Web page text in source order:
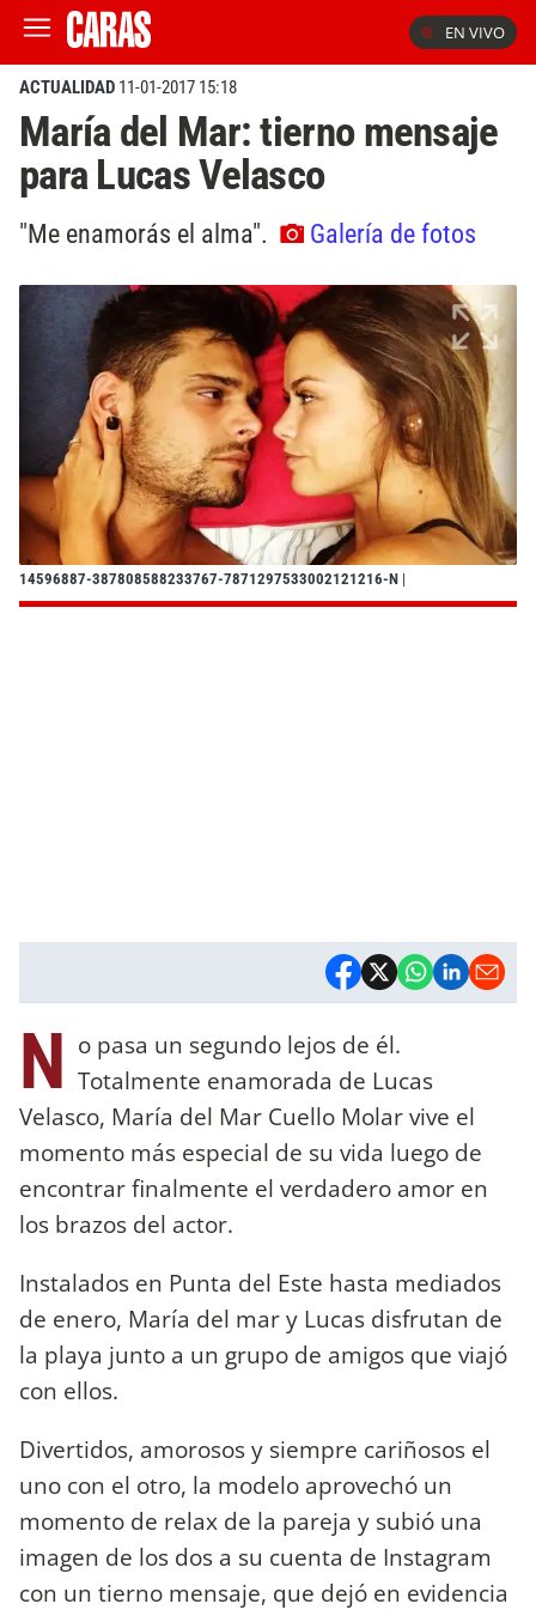
EN VIVO
ACTUALIDAD 11-01-2017 15:18
María del Mar: tierno mensaje
para Lucas Velasco
"Me enamorás el alma". Galería de fotos
14596887-387808588233767-7871297533002121216-N |
N o pasa un segundo lejos de él.
Totalmente enamorada de Lucas
Velasco, María del Mar Cuello Molar vive el
momento más especial de su vida luego de
encontrar finalmente el verdadero amor en
los brazos del actor.
Instalados en Punta del Este hasta mediados
de enero, María del mar y Lucas disfrutan de
la playa junto a un grupo de amigos que viajó
con ellos.
Divertidos, amorosos y siempre cariñosos el
uno con el otro, la modelo aprovechó un
momento de relax de la pareja y subió una
imagen de los dos a su cuenta de Instagram
con un tierno mensaje, que dejó en evidencia